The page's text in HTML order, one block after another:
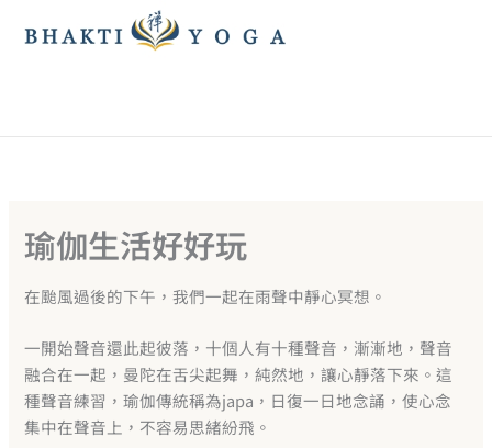
容
瑜伽生活好好玩
在颱風過後的下午，我們一起在雨聲中靜心冥想。
一開始聲音還此起彼落，十個人有十種聲音，漸漸地，聲音
融合在一起，曼陀在舌尖起舞，純然地，讓心靜落下來。這
種聲音練習，瑜伽傳統稱為japa，日復一日地念誦，使心念
集中在聲音上，不容易思緒紛飛。